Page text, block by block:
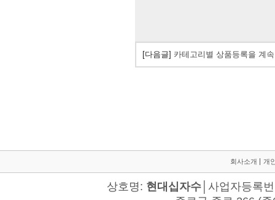
[다음글] 카테고리별 상품등록을 계
회사소개 개
상호명: 현대십자수│사업자등록